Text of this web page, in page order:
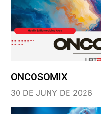
ONCOSOMIX
30 DE JUNY DE 2026